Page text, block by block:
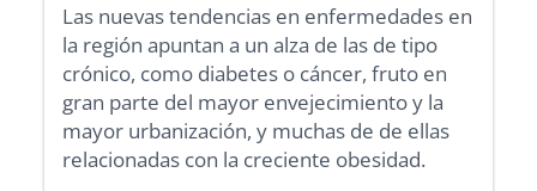
Las nuevas tendencias en enfermedades en
la región apuntan a un alza de las de tipo
crónico, como diabetes o cáncer, fruto en
gran parte del mayor envejecimiento y la
mayor urbanización, y muchas de de ellas
relacionadas con la creciente obesidad.